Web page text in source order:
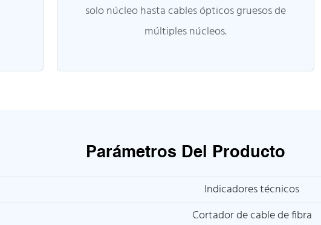
solo núcleo hasta cables ópticos gruesos de
múltiples núcleos.
Parámetros Del Producto
Indicadores técnicos
Cortador de cable de fibra